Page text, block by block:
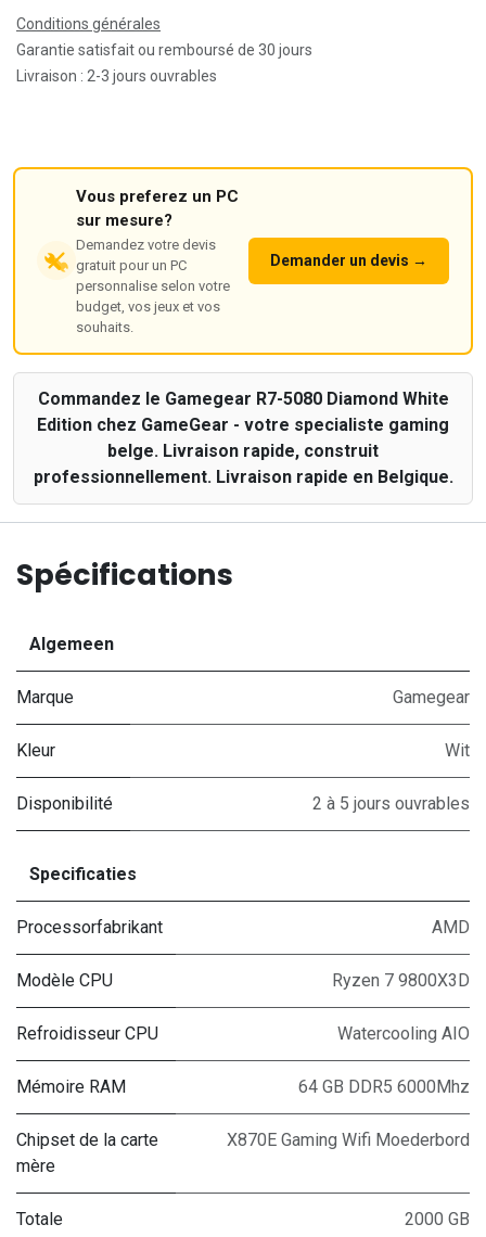
Conditions générales
Garantie satisfait ou remboursé de 30 jours
Livraison : 2-3 jours ouvrables
Vous preferez un PC
sur mesure?
Demandez votre devis
gratuit pour un PC
personnalise selon votre
budget, vos jeux et vos
souhaits.
Demander un devis →
Commandez le Gamegear R7-5080 Diamond White
Edition chez GameGear - votre specialiste gaming
belge. Livraison rapide, construit
professionnellement. Livraison rapide en Belgique.
Spécifications
Algemeen
Marque Gamegear
Kleur Wit
Disponibilité 2 à 5 jours ouvrables
Specificaties
Processorfabrikant AMD
Modèle CPU Ryzen 7 9800X3D
Refroidisseur CPU Watercooling AIO
Mémoire RAM 64 GB DDR5 6000Mhz
Chipset de la carte
mère
X870E Gaming Wifi Moederbord
Totale
2000 GB